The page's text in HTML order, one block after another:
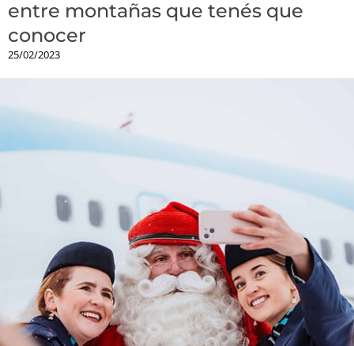
entre montañas que tenés que
conocer
25/02/2023